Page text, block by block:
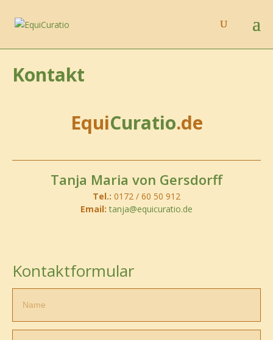
Kontakt
EquiCuratio.de
Tanja Maria von Gersdorff
Tel.: 0172 / 60 50 912
Email: tanja@equicuratio.de
Kontaktformular